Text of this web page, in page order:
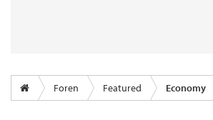
Foren Featured Economy